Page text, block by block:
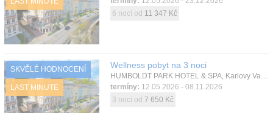
6 nocí od 11 347 Kč
SKVĚLÉ HODNOCENÍ
LAST MINUTE
Wellness pobyt na 3 noci
termíny: 12.05.2026 - 08.11.2026
3 noci od 7 650 Kč